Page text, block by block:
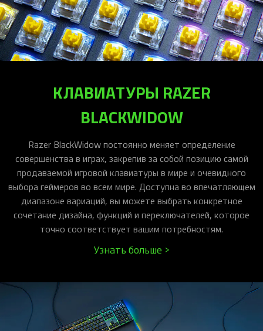
КЛАВИАТУРЫ RAZER
BLACKWIDOW
Razer BlackWidow постоянно меняет определение
совершенства в играх, закрепив за собой позицию самой
продаваемой игровой клавиатуры в мире и очевидного
выбора геймеров во всем мире. Доступна во впечатляющем
диапазоне вариаций, вы можете выбрать конкретное
сочетание дизайна, функций и переключателей, которое
точно соответствует вашим потребностям.
Узнать больше >